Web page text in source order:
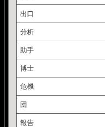
出口
分析
助手
博士
危機
団
報告